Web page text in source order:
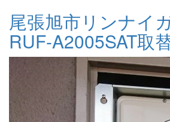
尾張旭市リンナイ
RUF-A2005SAT取